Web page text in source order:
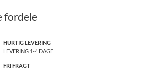
fordele
HURTIG LEVERING
LEVERING 1-4 DAGE
FRI FRAGT